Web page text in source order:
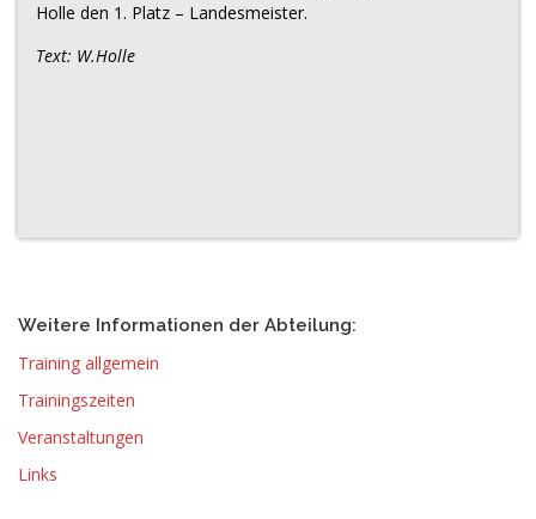
Holle den 1. Platz – Landesmeister.
Text: W.Holle
Weitere Informationen der Abteilung:
Training allgemein
Trainingszeiten
Veranstaltungen
Links